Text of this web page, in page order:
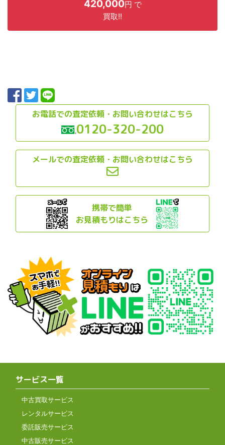
420,000円 で
買取!!
お電話での査定依頼・お問い合わせはこちら
0120-320-200
メールでの査定依頼・お問い合わせはこちら
携帯で簡単
お見積もりはこちら
サービス一覧
中古買取サービス
レンタルサービス
委託販売サービス
中古販売サービス